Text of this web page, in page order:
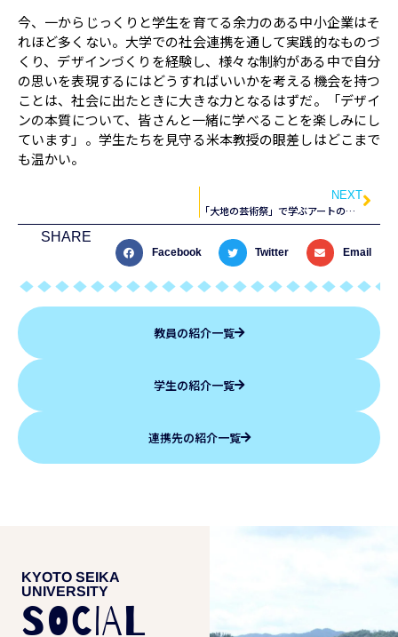
今、一からじっくりと学生を育てる余力のある中小企業はそ
れほど多くない。大学での社会連携を通して実践的なものづ
くり、デザインづくりを経験し、様々な制約がある中で自分
の思いを表現するにはどうすればいいかを考える機会を持つ
ことは、社会に出たときに大きな力となるはずだ。「デザイ
ンの本質について、皆さんと一緒に学べることを楽しみにし
ています」。学生たちを見守る米本教授の眼差しはどこまで
も温かい。
NEXT
「大地の芸術祭」で学ぶアートの可能性
SHARE
Facebook Twitter Email
教員の紹介一覧
学生の紹介一覧
連携先の紹介一覧
KYOTO SEIKA
UNIVERSITY
SOCIAL